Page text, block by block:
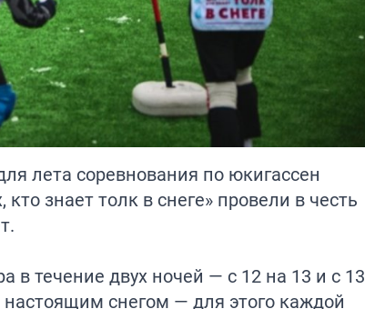
лета соревнования по юкигассен
знает толк в снеге» провели в честь
в течение двух ночей — с 12 на 13 и с 13
снегом — для этого каждой